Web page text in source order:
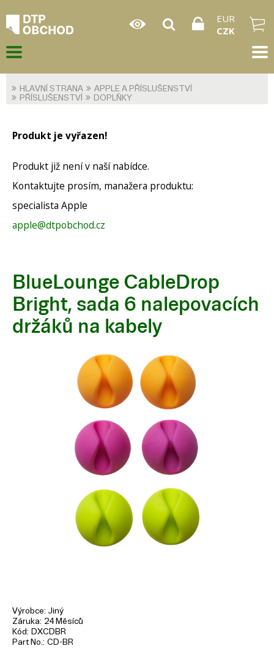
EUR
CZK
HLAVNÍ STRANA
APPLE A PŘÍSLUŠENSTVÍ
PŘÍSLUŠENSTVÍ
DOPLŇKY
Produkt je vyřazen!
Produkt již není v naší nabídce.
Kontaktujte prosím, manažera produktu:
specialista Apple
apple@dtpobchod.cz
BlueLounge CableDrop
Bright, sada 6 nalepovacích
držáků na kabely
Výrobce Jiný
Záruka 24 Měsíců
Kód
DXCDBR
Part No. CD-BR